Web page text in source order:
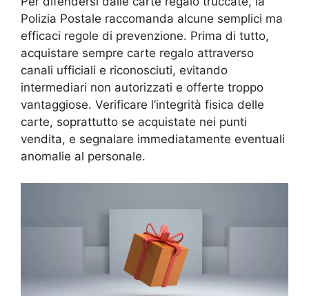
Polizia Postale raccomanda alcune semplici ma
efficaci regole di prevenzione. Prima di tutto,
acquistare sempre carte regalo attraverso
canali ufficiali e riconosciuti, evitando
intermediari non autorizzati e offerte troppo
vantaggiose. Verificare l’integrità fisica delle
carte, soprattutto se acquistate nei punti
vendita, e segnalare immediatamente eventuali
anomalie al personale.